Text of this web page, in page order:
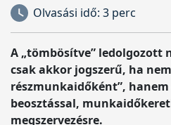
Olvasási idő: 3 perc
A „tömbösítve” ledolgozott
csak akkor jogszerű, ha
részmunkaidőként”,
beosztással,
megszervezésre.